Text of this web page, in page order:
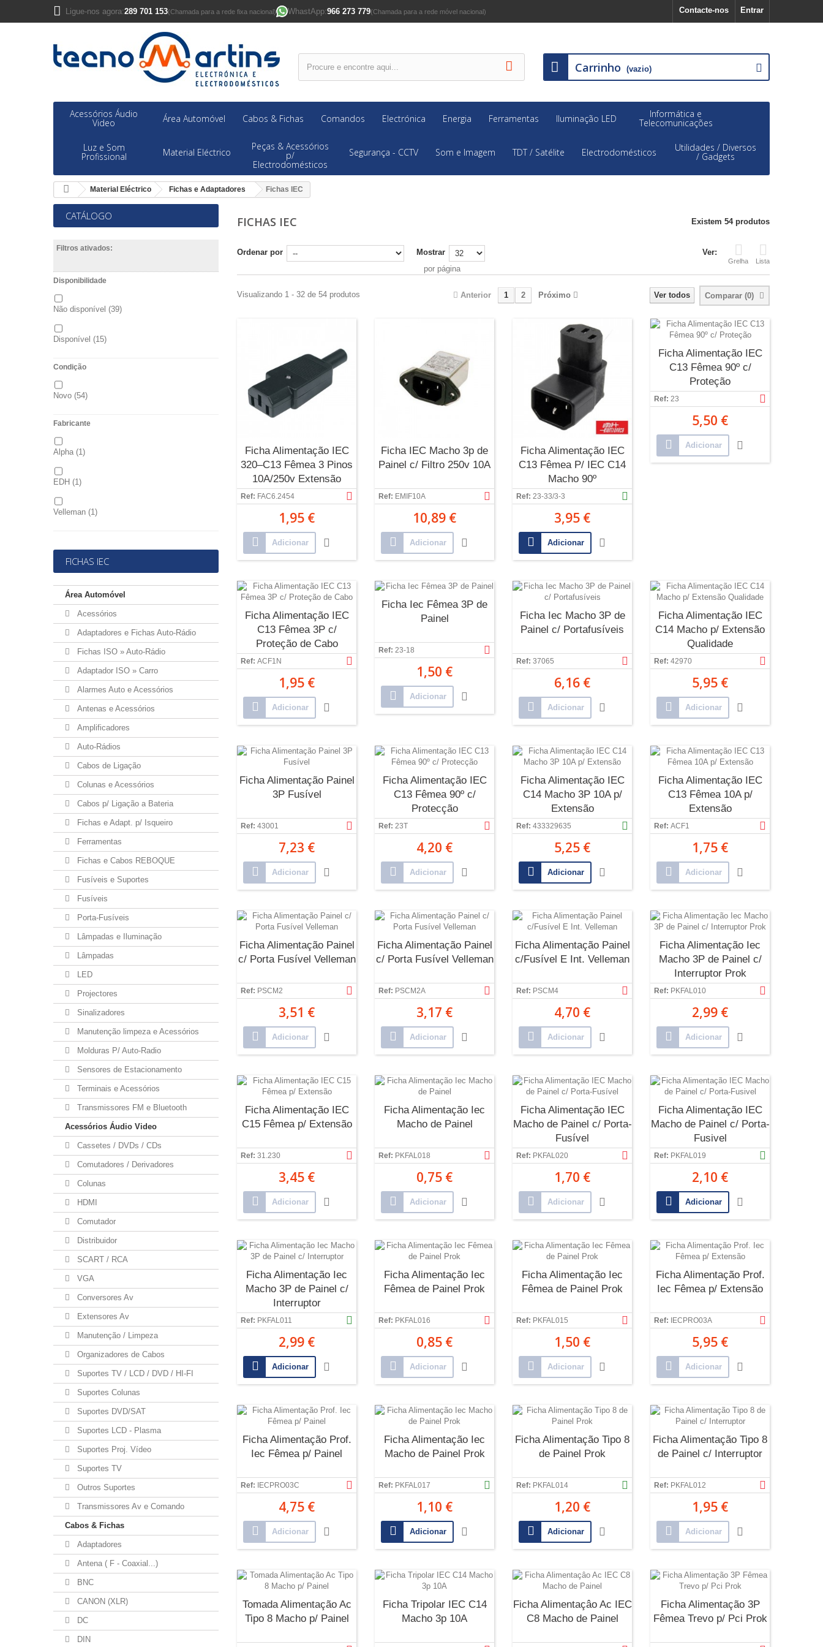
Entrar
Contacte-nos
Ligue-nos agora:289 701 153(Chamada para a rede fixa nacional) WhastApp:966 273 779(Chamada para a rede móvel nacional)
Carrinho (vazio)
Acessórios Áudio
Video Área Automóvel Cabos & Fichas Comandos Electrónica Energia Ferramentas Iluminação LED Informática e
Telecomunicações
Luz e Som
Profissional Material Eléctrico
Peças & Acessórios
p/
Electrodomésticos
Segurança - CCTV Som e Imagem TDT / Satélite Electrodomésticos Utilidades / Diversos
/ Gadgets
Material Eléctrico Fichas e Adaptadores Fichas IEC
CATÁLOGO
Filtros ativados:
Disponibilidade
Não disponível (39)
Disponível (15)
Condição
Novo (54)
Fabricante
Alpha (1)
EDH (1)
Velleman (1)
FICHAS IEC
Área Automóvel
Acessórios
Adaptadores e Fichas Auto-Rádio
Fichas ISO » Auto-Rádio
Adaptador ISO » Carro
Alarmes Auto e Acessórios
Antenas e Acessórios
Amplificadores
Auto-Rádios
Cabos de Ligação
Colunas e Acessórios
Cabos p/ Ligação a Bateria
Fichas e Adapt. p/ Isqueiro
Ferramentas
Fichas e Cabos REBOQUE
Fusíveis e Suportes
Fusíveis
Porta-Fusíveis
Lâmpadas e Iluminação
Lâmpadas
LED
Projectores
Sinalizadores
Manutenção limpeza e Acessórios
Molduras P/ Auto-Radio
Sensores de Estacionamento
Terminais e Acessórios
Transmissores FM e Bluetooth
Acessórios Áudio Video
Cassetes / DVDs / CDs
Comutadores / Derivadores
Colunas
HDMI
Comutador
Distribuidor
SCART / RCA
VGA
Conversores Av
Extensores Av
Manutenção / Limpeza
Organizadores de Cabos
Suportes TV / LCD / DVD / HI-FI
Suportes Colunas
Suportes DVD/SAT
Suportes LCD - Plasma
Suportes Proj. Vídeo
Suportes TV
Outros Suportes
Transmissores Av e Comando
Cabos & Fichas
Adaptadores
Antena ( F - Coaxial...)
BNC
CANON (XLR)
DC
DIN
FICHAS IEC Existem 54 produtos
Ver:
Grelha Lista
Ordenar por
Mostrar
por página
Comparar (0)
Visualizando 1 - 32 de 54 produtos Ver todos
Anterior 1 2 Próximo
Ficha Alimentação IEC
320–C13 Fêmea 3 Pinos
10A/250v Extensão
Ref: FAC6.2454
1,95 €
Adicionar
Ficha IEC Macho 3p de
Painel c/ Filtro 250v 10A
Ref: EMIF10A
10,89 €
Adicionar
Ficha Alimentação IEC
C13 Fêmea P/ IEC C14
Macho 90º
Ref: 23-33/3-3
3,95 €
Adicionar
Ficha Alimentação IEC
C13 Fêmea 90º c/
Proteção
Ref: 23
5,50 €
Adicionar
Ficha Alimentação IEC
C13 Fêmea 3P c/
Proteção de Cabo
Ref: ACF1N
1,95 €
Adicionar
Ficha Iec Fêmea 3P de
Painel
Ref: 23-18
1,50 €
Adicionar
Ficha Iec Macho 3P de
Painel c/ Portafusíveis
Ref: 37065
6,16 €
Adicionar
Ficha Alimentação IEC
C14 Macho p/ Extensão
Qualidade
Ref: 42970
5,95 €
Adicionar
Ficha Alimentação Painel
3P Fusível
Ref: 43001
7,23 €
Adicionar
Ficha Alimentação IEC
C13 Fêmea 90º c/
Protecção
Ref: 23T
4,20 €
Adicionar
Ficha Alimentação IEC
C14 Macho 3P 10A p/
Extensão
Ref: 433329635
5,25 €
Adicionar
Ficha Alimentação IEC
C13 Fêmea 10A p/
Extensão
Ref: ACF1
1,75 €
Adicionar
Ficha Alimentação Painel
c/ Porta Fusível Velleman
Ref: PSCM2
3,51 €
Adicionar
Ficha Alimentação Painel
c/ Porta Fusível Velleman
Ref: PSCM2A
3,17 €
Adicionar
Ficha Alimentação Painel
c/Fusível E Int. Velleman
Ref: PSCM4
4,70 €
Adicionar
Ficha Alimentação Iec
Macho 3P de Painel c/
Interruptor Prok
Ref: PKFAL010
2,99 €
Adicionar
Ficha Alimentação IEC
C15 Fêmea p/ Extensão
Ref: 31.230
3,45 €
Adicionar
Ficha Alimentação Iec
Macho de Painel
Ref: PKFAL018
0,75 €
Adicionar
Ficha Alimentação IEC
Macho de Painel c/ Porta-
Fusível
Ref: PKFAL020
1,70 €
Adicionar
Ficha Alimentação IEC
Macho de Painel c/ Porta-
Fusivel
Ref: PKFAL019
2,10 €
Adicionar
Ficha Alimentação Iec
Macho 3P de Painel c/
Interruptor
Ref: PKFAL011
2,99 €
Adicionar
Ficha Alimentação Iec
Fêmea de Painel Prok
Ref: PKFAL016
0,85 €
Adicionar
Ficha Alimentação Iec
Fêmea de Painel Prok
Ref: PKFAL015
1,50 €
Adicionar
Ficha Alimentação Prof.
Iec Fêmea p/ Extensão
Ref: IECPRO03A
5,95 €
Adicionar
Ficha Alimentação Prof.
Iec Fêmea p/ Painel
Ref: IECPRO03C
4,75 €
Adicionar
Ficha Alimentação Iec
Macho de Painel Prok
Ref: PKFAL017
1,10 €
Adicionar
Ficha Alimentação Tipo 8
de Painel Prok
Ref: PKFAL014
1,20 €
Adicionar
Ficha Alimentação Tipo 8
de Painel c/ Interruptor
Ref: PKFAL012
1,95 €
Adicionar
Tomada Alimentação Ac
Tipo 8 Macho p/ Painel
Ficha Tripolar IEC C14
Macho 3p 10A
Ficha Alimentaçâo Ac IEC
C8 Macho de Painel
Ficha Alimentação 3P
Fêmea Trevo p/ Pci Prok